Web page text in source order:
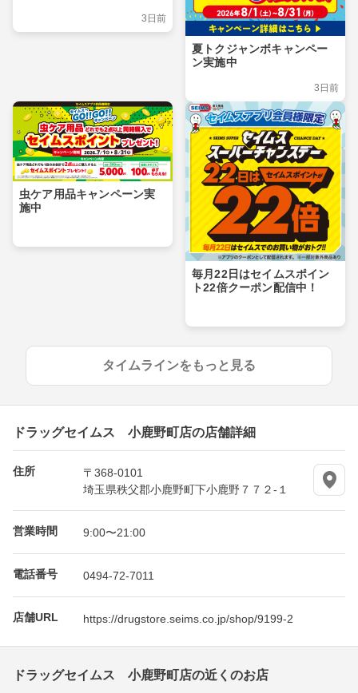
3日前
夏トクジャンボキャンペー
ン実施中
3日前
虫ケア用品キャンペーン実
施中
毎月22日はセイムスポイン
ト22倍クーポン配信中！
タイムラインをもっと見る
ドラッグセイムス 小鹿野町店の店舗詳細
住所
〒368-0101
埼玉県秩父郡小鹿野町下小鹿野７７２-１
営業時間 9:00〜21:00
電話番号 0494-72-7011
店舗URL https://drugstore.seims.co.jp/shop/9199-2
ドラッグセイムス 小鹿野町店の近くのお店